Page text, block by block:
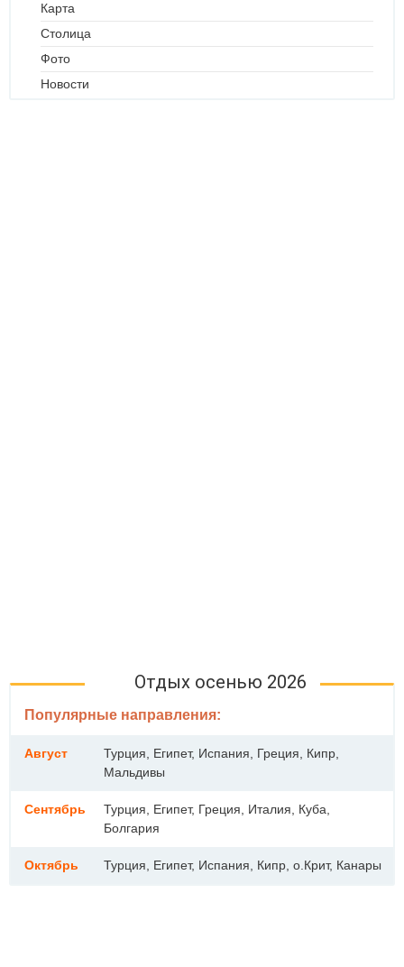
Карта
Столица
Фото
Новости
Отдых осенью 2026
Популярные направления:
Август
Турция, Египет, Испания, Греция, Кипр,
Мальдивы
Сентябрь
Турция, Египет, Греция, Италия, Куба,
Болгария
Октябрь Турция, Египет, Испания, Кипр, о.Крит, Канары